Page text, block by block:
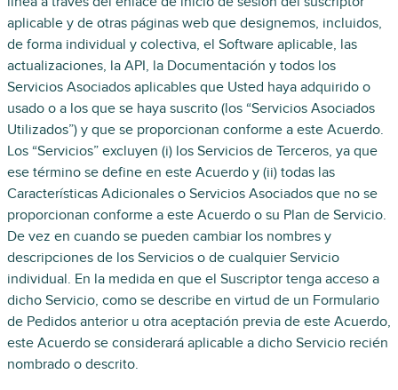
aplicable y de otras páginas web que designemos, incluidos,
de forma individual y colectiva, el Software aplicable, las
actualizaciones, la API, la Documentación y todos los
Servicios Asociados aplicables que Usted haya adquirido o
usado o a los que se haya suscrito (los “Servicios Asociados
Utilizados”) y que se proporcionan conforme a este Acuerdo.
Los “Servicios” excluyen (i) los Servicios de Terceros, ya que
ese término se define en este Acuerdo y (ii) todas las
Características Adicionales o Servicios Asociados que no se
proporcionan conforme a este Acuerdo o su Plan de Servicio.
De vez en cuando se pueden cambiar los nombres y
descripciones de los Servicios o de cualquier Servicio
individual. En la medida en que el Suscriptor tenga acceso a
dicho Servicio, como se describe en virtud de un Formulario
de Pedidos anterior u otra aceptación previa de este Acuerdo,
este Acuerdo se considerará aplicable a dicho Servicio recién
nombrado o descrito.